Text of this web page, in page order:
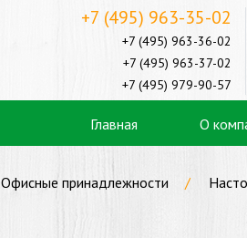
+7 (495) 963-35-02
+7 (495) 963-36-02
+7 (495) 963-37-02
+7 (495) 979-90-57
Главная О
Офисные принадлежности